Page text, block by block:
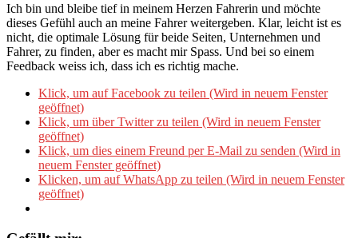
Ich bin und bleibe tief in meinem Herzen Fahrerin und möchte
dieses Gefühl auch an meine Fahrer weitergeben. Klar, leicht ist es
nicht, die optimale Lösung für beide Seiten, Unternehmen und
Fahrer, zu finden, aber es macht mir Spass. Und bei so einem
Feedback weiss ich, dass ich es richtig mache.
Klick, um auf Facebook zu teilen (Wird in neuem Fenster
geöffnet)
Klick, um über Twitter zu teilen (Wird in neuem Fenster
geöffnet)
Klick, um dies einem Freund per E-Mail zu senden (Wird in
neuem Fenster geöffnet)
Klicken, um auf WhatsApp zu teilen (Wird in neuem Fenster
geöffnet)